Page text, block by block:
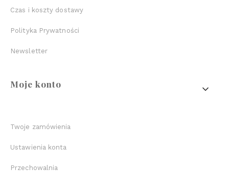
Czas i koszty dostawy
Polityka Prywatności
Newsletter
Moje konto
Twoje zamówienia
Ustawienia konta
Przechowalnia